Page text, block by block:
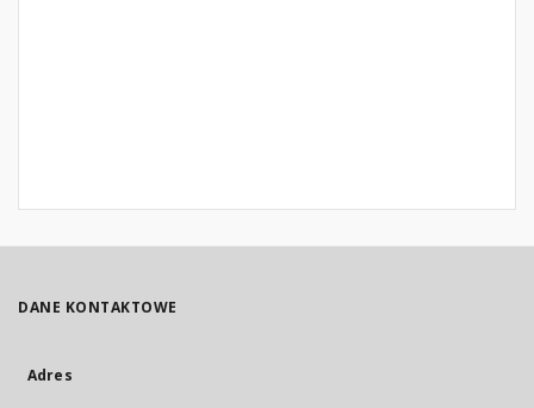
DANE KONTAKTOWE
Adres